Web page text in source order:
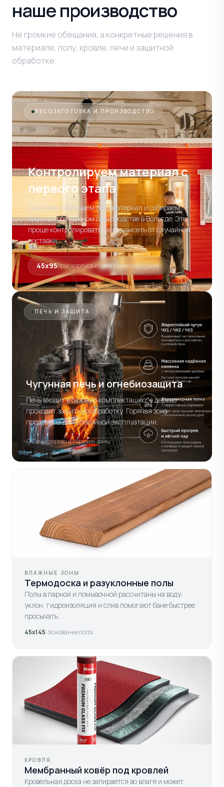
наше производство
Не громкие обещания, а конкретные решения в
материале, полу, кровле, печи и защитной
обработке.
ЛЕСОЗАГОТОВКА И ПРОИЗВОДСТВО
Контролируем материалс
первого этапа
Сами заготавливаем пиломатериал и собираем
бани на собственном производстве в Вологде. Это
проще контролировать, чем зависеть от случайной
поставки.
45х95брус корпуса из ели камерной сушки
ПЕЧЬ И ЗАЩИТА
Чугунная печь и огнебиозащита
Печь входит в базовую комплектацию, а дерево
проходит защитную обработку. Горячая зона
продумана для спокойной эксплуатации.
Печь, дерево и горячие зоны
ВЛАЖНЫЕ ЗОНЫ
Термодоска и разуклонные полы
Полы в парной и помывочной рассчитаны на воду:
уклон, гидроизоляция и слив помогают бане быстрее
просыхать.
45х145· основание пола
КРОВЛЯ
Мембранный ковёр под кровлей
Кровельная доска не запирается во влаге и может